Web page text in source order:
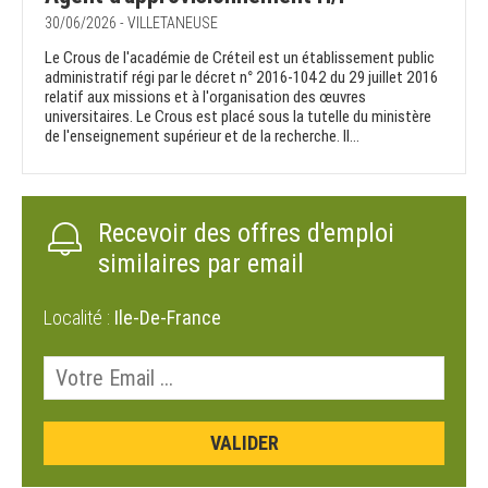
30/06/2026 - VILLETANEUSE
Le Crous de l'académie de Créteil est un établissement public
administratif régi par le décret n° 2016-1042 du 29 juillet 2016
relatif aux missions et à l'organisation des œuvres
universitaires. Le Crous est placé sous la tutelle du ministère
de l'enseignement supérieur et de la recherche. Il...
Recevoir des offres d'emploi
similaires par email
Localité : Ile-De-France